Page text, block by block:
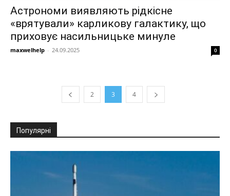
Астрономи виявляють рідкісне
«врятували» карликову галактику, що
приховує насильницьке минуле
maxwelhelp - 24.09.2025 0
2 3 4
Популярні